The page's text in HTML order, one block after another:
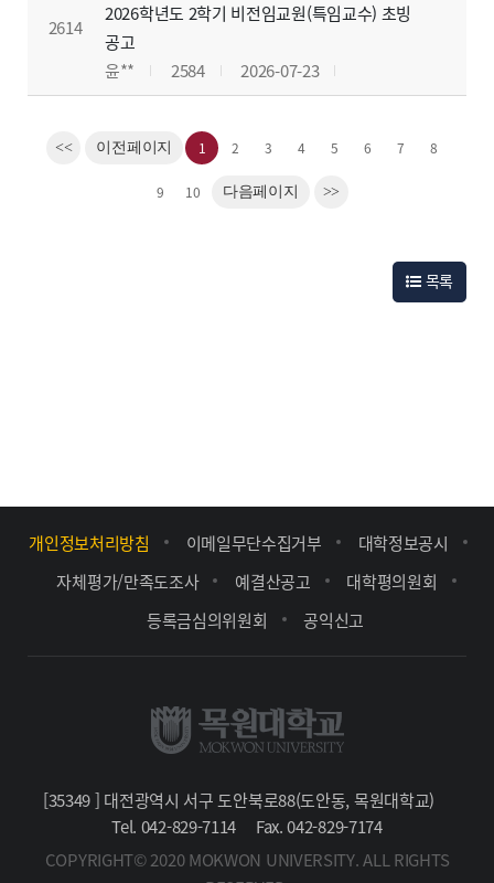
2614
2026학년도 2학기 비전임교원(특임교수) 초빙
공고
윤**
2584 2026-07-23
<< 이전페이지 1 2 3 4 5 6 7 8
9 10 다음페이지 >>
목록
개인정보처리방침 이메일무단수집거부
대학정보공시
자체평가/만족도조사
예결산공고
대학평의원회
등록금심의위원회
공익신고
[35349 ] 대전광역시 서구 도안북로88(도안동, 목원대학교)
Tel. 042-829-7114
Fax. 042-829-7174
COPYRIGHT© 2020 MOKWON UNIVERSITY. ALL RIGHTS